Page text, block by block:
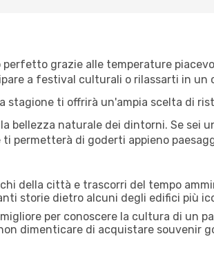
grazie alle temperature
a festival culturali o rilassarti in un
stagione ti offrirà un'ampia scelta di
bellezza naturale dei dintorni. Se sei
permetterà di goderti appieno
della città e trascorri del tempo
storie dietro alcuni degli edifici più
per conoscere la cultura di un
dimenticare di acquistare souvenir